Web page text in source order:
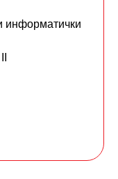
информатички